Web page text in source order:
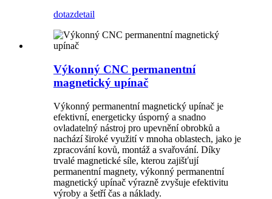
dotazdetail
Výkonný CNC permanentní
magnetický upínač
Výkonný permanentní magnetický upínač je
efektivní, energeticky úsporný a snadno
ovladatelný nástroj pro upevnění obrobků a
nachází široké využití v mnoha oblastech, jako je
zpracování kovů, montáž a svařování. Díky
trvalé magnetické síle, kterou zajišťují
permanentní magnety, výkonný permanentní
magnetický upínač výrazně zvyšuje efektivitu
výroby a šetří čas a náklady.